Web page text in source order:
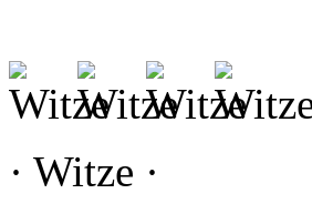
· Witze ·